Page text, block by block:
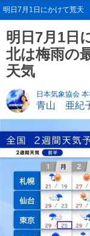
明日7月1日にかけて荒天
明日7月1日
北は梅雨の
天気
日本気象協会 本
青山 亜紀